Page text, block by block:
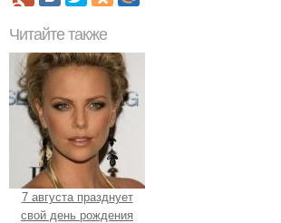
Читайте также
7 августа празднует
свой день рождения